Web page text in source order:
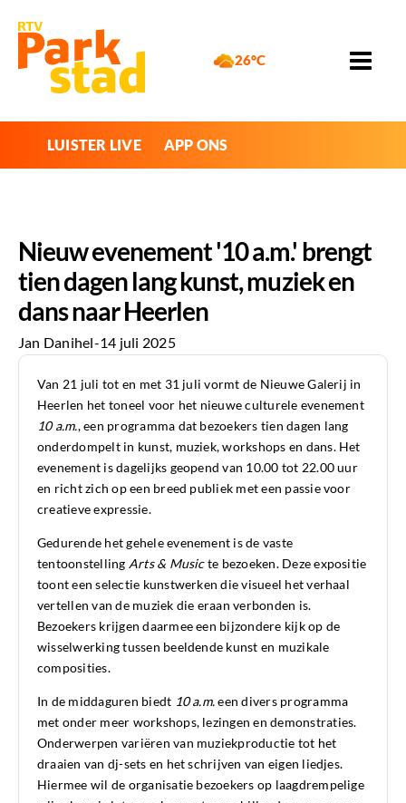
26°C
LUISTER LIVE APP ONS
Nieuw evenement '10 a.m.' brengt
tien dagen lang kunst, muziek en
dans naar Heerlen
Jan Danihel-14 juli 2025
Van 21 juli tot en met 31 juli vormt de Nieuwe Galerij in
Heerlen het toneel voor het nieuwe culturele evenement
10 a.m., een programma dat bezoekers tien dagen lang
onderdompelt in kunst, muziek, workshops en dans. Het
evenement is dagelijks geopend van 10.00 tot 22.00 uur
en richt zich op een breed publiek met een passie voor
creatieve expressie.
Gedurende het gehele evenement is de vaste
tentoonstelling Arts & Musicte bezoeken. Deze expositie
toont een selectie kunstwerken die visueel het verhaal
vertellen van de muziek die eraan verbonden is.
Bezoekers krijgen daarmee een bijzondere kijk op de
wisselwerking tussen beeldende kunst en muzikale
composities.
In de middaguren biedt 10 a.m.een divers programma
met onder meer workshops, lezingen en demonstraties.
Onderwerpen variëren van muziekproductie tot het
draaien van dj-sets en het schrijven van eigen liedjes.
Hiermee wil de organisatie bezoekers op laagdrempelige